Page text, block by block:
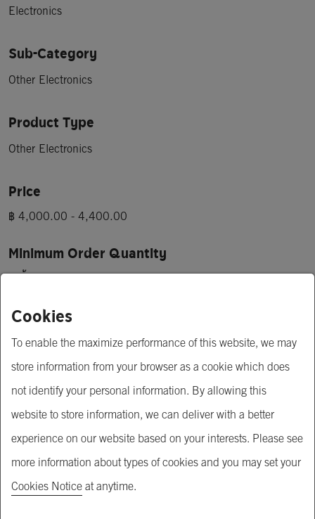
Cookies
To enable the maximize performance of this website, we may
store information from your browser as a cookie which does
not identify your personal information. By allowing this
website to store information, we can deliver with a better
experience on our website based on your interests. Please see
more information about types of cookies and you may set your
Cookies Noticeat anytime.
Electronics
Sub-Category
Other Electronics
Product Type
Other Electronics
Price
฿ 4,000.00 - 4,400.00
Minimum Order Quantity
1 ชิ้น
Short Description
1 PHASE VOLT-AMP-WATT TRUE RMS METER WITH RS-
485 เป็นอุปกรณ์ที่วัดค่าทางไฟฟ้า Volt, Amp, Watt ระบบ 1
เฟส
Product Description
คุณสมบัติ Mutifunction Meter ยี่ห้อ PM
• KM-03N เป็นอุปกรณ์ที่วัดค่าทางไฟฟ้า Volt, Amp, Watt
ระบบ 1 เฟส